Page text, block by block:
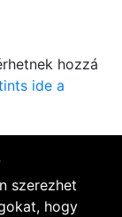
hozzá
ide a
szerezhet
hogy